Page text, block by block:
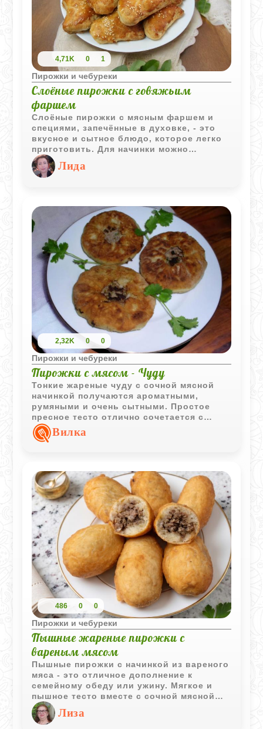
4,71K 0 1
Пирожки и чебуреки
Слоёные пирожки с говяжьим
фаршем
Слоёные пирожки с мясным фаршем и
специями, запечённые в духовке, - это
вкусное и сытное блюдо, которое легко
приготовить. Для начинки можно
использовать свиной, говяжий или
комбинированный фарш, обжаренный с
луком, томатной пастой и пряностями,
Лида
2,32K 0 0
Пирожки и чебуреки
Пирожки с мясом - Чуду
Тонкие жареные чуду с сочной мясной
начинкой получаются ароматными,
румяными и очень сытными. Простое
пресное тесто отлично сочетается с
насыщенным говяжьим фаршем и луком.
Вилка
486 0 0
Пирожки и чебуреки
Пышные жареные пирожки с
вареным мясом
Пышные пирожки с начинкой из вареного
мяса - это отличное дополнение к
семейному обеду или ужину. Мягкое и
пышное тесто вместе с сочной мясной
начинкой создают уникальный вкус,
который непременно понравится всем
Лиза